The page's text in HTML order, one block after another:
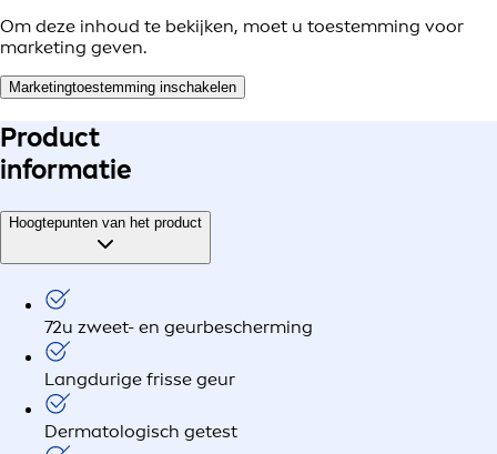
Om deze inhoud te bekijken, moet u toestemming voor
marketing geven.
Marketingtoestemming inschakelen
Product
informatie
Hoogtepunten van het product
72u zweet- en geurbescherming
Langdurige frisse geur
Dermatologisch getest